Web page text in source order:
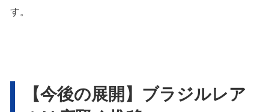
す。
【今後の展開】ブラジルレア